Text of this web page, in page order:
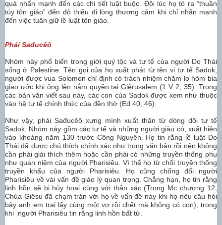
quá nhấn mạnh đến các chi tiết luật buộc. Đôi lúc họ tỏ ra “thuần
túy tôn giáo” đến độ thiếu đi lòng thương cảm khi chỉ nhấn mạnh
đến việc tuân giữ lề luật tôn giáo.
Phái Sađucêô
Nhóm này phổ biến trong giới quý tộc và tư tế của người Do Thái
sống ở Palestine. Tên gọi của họ xuất phát từ tên vị tư tế Sadok,
người được vua Solomon chỉ định có trách nhiệm chăm lo hòm bia
giao ước khi ông lên nắm quyền tại Giêrusalem (1 V 2, 35). Trong
các bản văn viết sau này, các con của Sadok được xem như thuộc
vào hệ tư tế chính thức của đền thờ (Ed 40, 46).
Như vậy, phái Sađucêô xưng mình xuất thân từ dòng dõi tư tế
Sadok. Nhóm này gồm các tư tế và những người giàu có, xuất hiện
vào khoảng năm 130 trước Công Nguyên. Họ tin rằng lề luật Do
Thái đã được chú thích chính xác như trong văn bản rồi nên không
cần phải giải thích thêm hoặc cần phải có những truyền thống phụ
như quan niệm của người Pharisiêu. Vì thế họ từ chối truyền thống
truyền khẩu của người Pharisiêu. Họ cũng chống đối người
Pharisiêu về vài vấn đề giáo lý quan trọng. Chẳng hạn, họ tin rằng
linh hồn sẽ bị hủy hoại cùng với thân xác (Trong Mc chương 12,
Chúa Giêsu đã chạm trán với họ về vấn đề này khi họ nêu câu hỏi
bảy anh em trai lấy cùng một vợ rồi chết mà không có con), trong
khi người Pharisiêu tin rằng linh hồn bất tử.